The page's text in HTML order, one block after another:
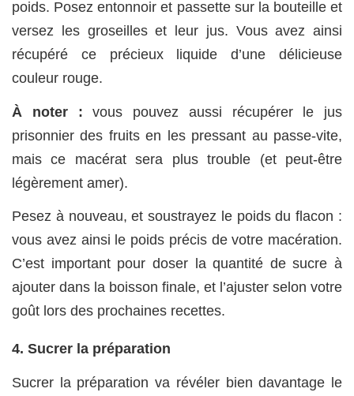
poids. Posez entonnoir et passette sur la bouteille et
versez les groseilles et leur jus. Vous avez ainsi
récupéré ce précieux liquide d’une délicieuse
couleur rouge.
À noter :vous pouvez aussi récupérer le jus
prisonnier des fruits en les pressant au passe-vite,
mais ce macérat sera plus trouble (et peut-être
légèrement amer).
Pesez à nouveau, et soustrayez le poids du flacon :
vous avez ainsi le poids précis de votre macération.
C’est important pour doser la quantité de sucre à
ajouter dans la boisson finale, et l’ajuster selon votre
goût lors des prochaines recettes.
4. Sucrer la préparation
Sucrer la préparation va révéler bien davantage le